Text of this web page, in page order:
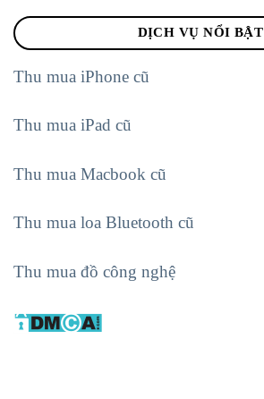
DỊCH VỤ NỔI BẬT
Thu mua iPhone cũ
Thu mua iPad cũ
Thu mua Macbook cũ
Thu mua loa Bluetooth cũ
Thu mua đồ công nghệ